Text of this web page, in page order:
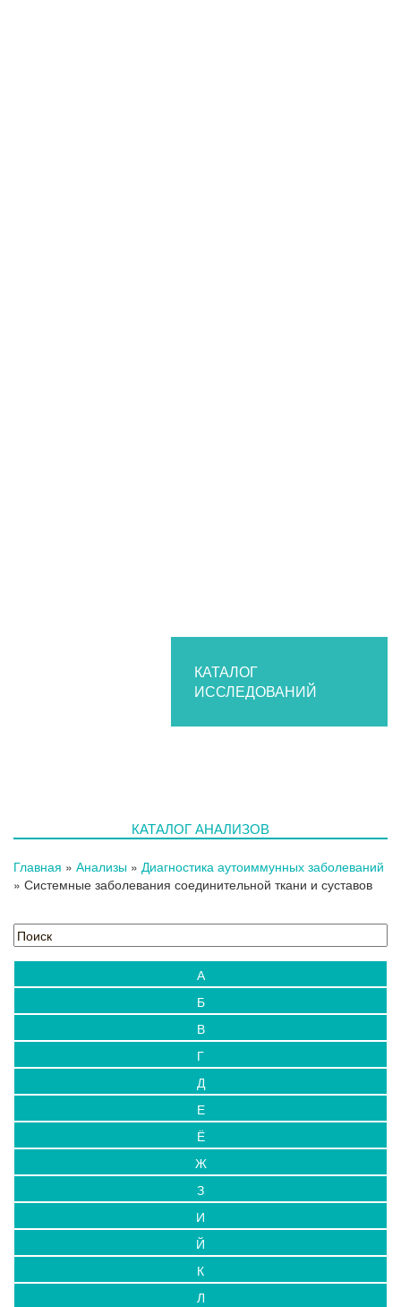
КАТАЛОГ
ИССЛЕДОВАНИЙ
КАТАЛОГ АНАЛИЗОВ
Главная » Анализы » Диагностика аутоиммунных заболеваний
» Системные заболевания соединительной ткани и суставов
А
Б
В
Г
Д
Е
Ё
Ж
З
И
Й
К
Л